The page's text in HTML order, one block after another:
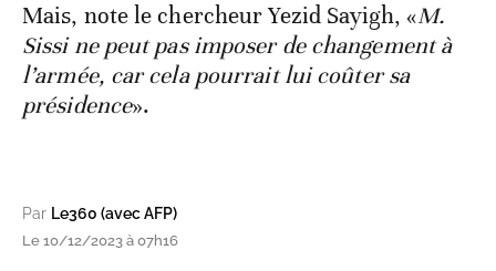
Mais, note le chercheur Yezid Sayigh, «M.
Sissi ne peut pas imposer de changement à
l’armée, car cela pourrait lui coûter sa
présidence».
Par Le360 (avec AFP)
Le 10/12/2023 à 07h16